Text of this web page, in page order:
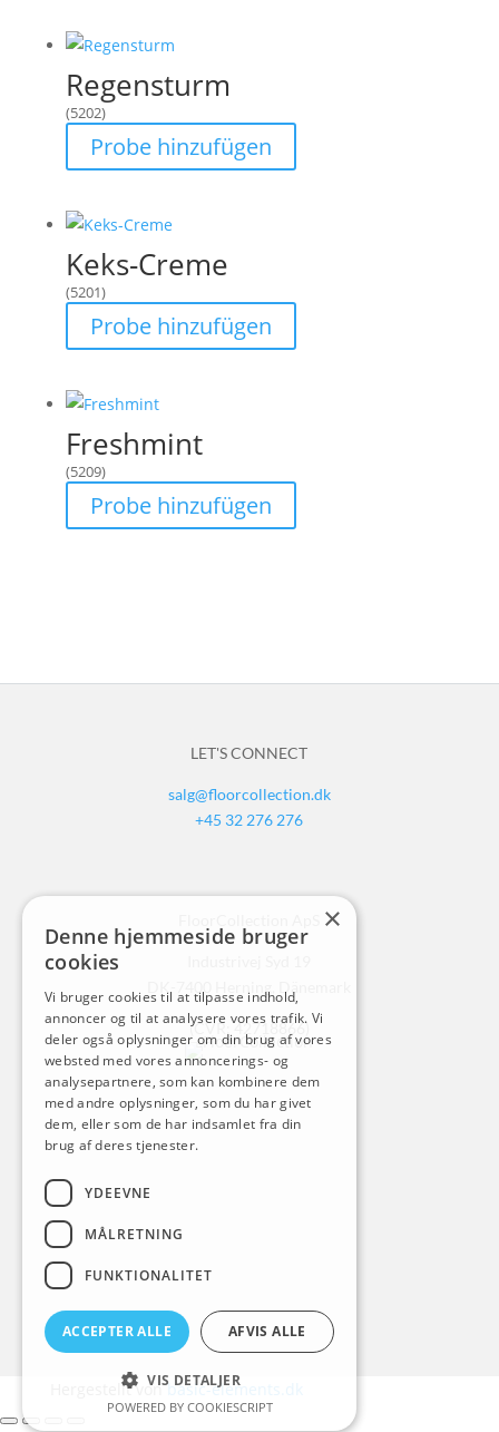
Regensturm
(5202)
Probe hinzufügen
Keks-Creme
(5201)
Probe hinzufügen
Freshmint
(5209)
Probe hinzufügen
LET'S CONNECT
salg@floorcollection.dk
+45 32 276 276
(CVR: 42718866)
Hergestellt vonbasic-elements.dk
×
Denne hjemmeside bruger
cookies
Vi bruger cookies til at tilpasse indhold,
annoncer og til at analysere vores trafik. Vi
deler også oplysninger om din brug af vores
websted med vores annoncerings- og
analysepartnere, som kan kombinere dem
med andre oplysninger, som du har givet
dem, eller som de har indsamlet fra din
brug af deres tjenester.
YDEEVNE
MÅLRETNING
FUNKTIONALITET
ACCEPTER ALLE AFVIS ALLE
VIS DETALJER
POWERED BY COOKIESCRIPT